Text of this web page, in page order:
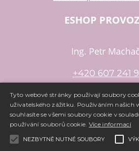
ESHOP
Ing. Petr
+420 607 241
e-shopuapronájem e-shopu
Tyto webové stránky používají soubory
uživatelského zážitku. Používáním našich
souhlasíte se všemi soubory cookie v
používání souborů cookie. Více informací
NEZBYTNĚ NUTNÉ SOUBORY